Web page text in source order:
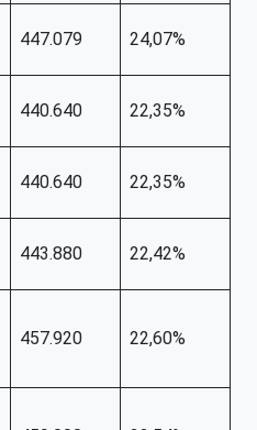
447.079 24,07%
440.640 22,35%
440.640 22,35%
443.880 22,42%
457.920 22,60%